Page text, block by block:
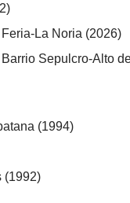
La Noria (2026)
Sepulcro-Alto
(1994)
(1992)